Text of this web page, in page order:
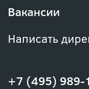
+7 (495) 989-
Вакансии
Написать